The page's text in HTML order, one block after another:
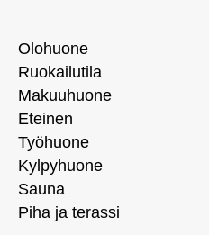
Olohuone
Ruokailutila
Makuuhuone
Eteinen
Työhuone
Kylpyhuone
Sauna
Piha ja terassi